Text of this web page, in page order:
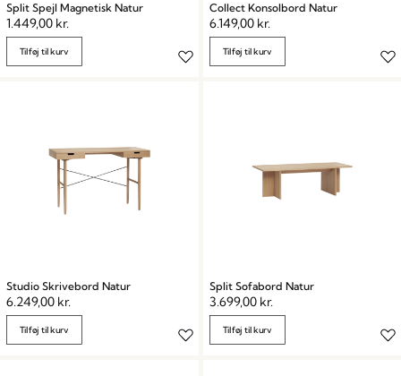
Split Spejl Magnetisk Natur
1.449,00 kr.
Tilføj til kurv
Collect Konsolbord Natur
6.149,00 kr.
Tilføj til kurv
Studio Skrivebord Natur
6.249,00 kr.
Tilføj til kurv
Split Sofabord Natur
3.699,00 kr.
Tilføj til kurv